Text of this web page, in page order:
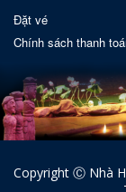
Đặt vé
Chính sách thanh
Copyright Ⓒ Nhà